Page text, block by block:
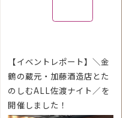
【イベントレポート】＼金
鶴の蔵元・加藤酒造店とた
のしむALL佐渡ナイト／を
開催しました！